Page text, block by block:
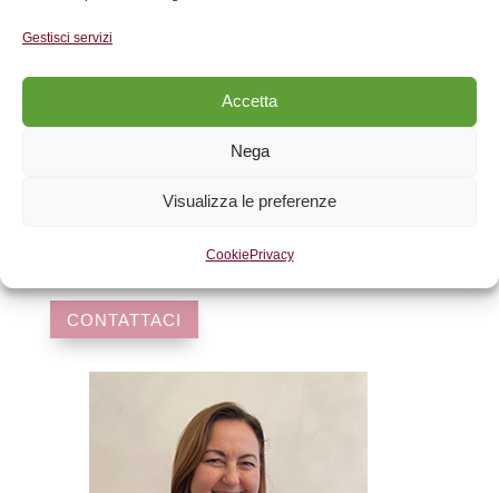
Gestisci servizi
Accetta
Nega
Visualizza le preferenze
CookiePrivacy
Prenota una consulenza
legalea Milano
Prenota una consulenza per un’assistenza
legale presso il Consultorio Cemp di Milano
CONTATTACI